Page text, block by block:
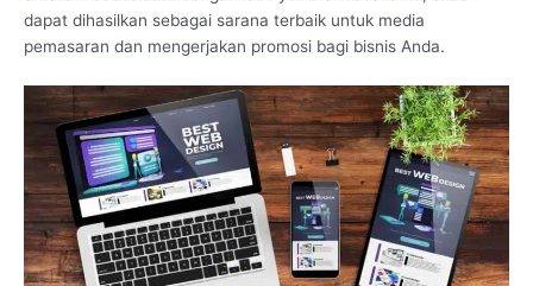
dapat dihasilkan sebagai sarana terbaik untuk media
pemasaran dan mengerjakan promosi bagi bisnis Anda.